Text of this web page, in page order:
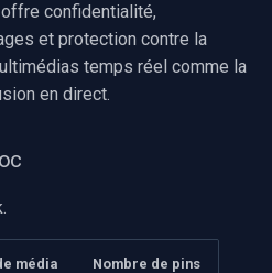
confidentialité,
et protection contre la
temps réel comme la
en direct.
média Nombre de pins